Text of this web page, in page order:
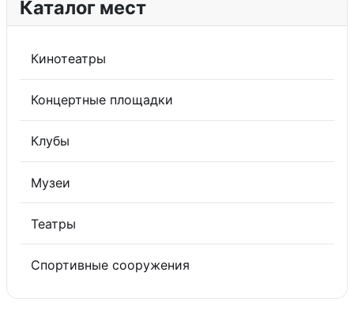
Каталог мест
Кинотеатры
Концертные площадки
Клубы
Музеи
Театры
Спортивные сооружения